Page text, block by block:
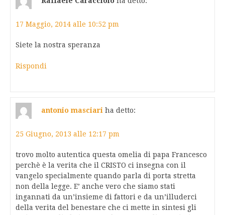
17 Maggio, 2014 alle 10:52 pm
Siete la nostra speranza
Rispondi
antonio masciari ha detto:
25 Giugno, 2013 alle 12:17 pm
trovo molto autentica questa omelia di papa Francesco
perchè è la verita che il CRISTO ci insegna con il
vangelo specialmente quando parla di porta stretta
non della legge. E’ anche vero che siamo stati
ingannati da un’insieme di fattori e da un’illuderci
della verita del benestare che ci mette in sintesi gli